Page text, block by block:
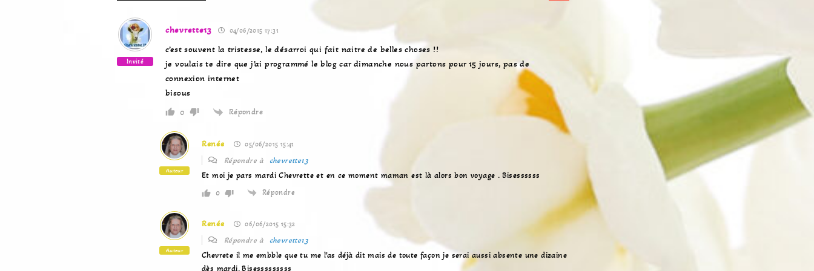
r
e
Invité
chevrette13 04/06/2015 17:31
c’est souvent la tristesse, le désarroi qui fait naitre de belles choses !!
je voulais te dire que j’ai programmé le blog car dimanche nous partons pour 15 jours, pas de
connexion internet
bisous
0 Répondre
Auteur
Renée 05/06/2015 15:41
Répondre à chevrette13
Et moi je pars mardi Chevrette et en ce moment maman est là alors bon voyage . Bisessssss
0 Répondre
Auteur
Renée 06/06/2015 15:32
Répondre à chevrette13
Chevrete il me embble que tu me l’as déjà dit mais de toute façon je serai aussi absente une dizaine
dès mardi. Bisesssssssss